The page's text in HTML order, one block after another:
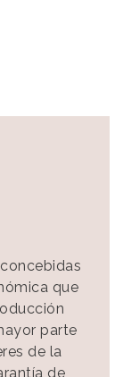
que
parte
de la
de